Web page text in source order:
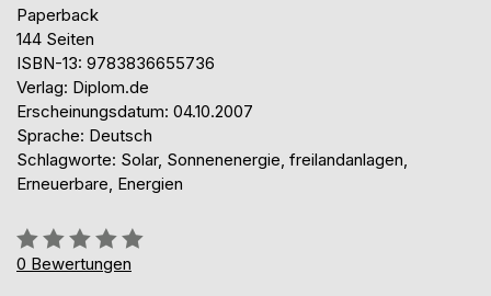
Paperback
144 Seiten
ISBN-13: 9783836655736
Verlag: Diplom.de
Erscheinungsdatum: 04.10.2007
Sprache: Deutsch
Schlagworte: Solar, Sonnenenergie, freilandanlagen,
Erneuerbare, Energien
Bewertung::
0%
0 Bewertungen